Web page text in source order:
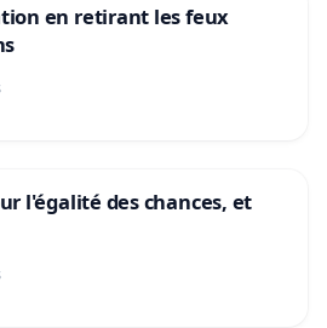
en retirant les feux
l'égalité des chances, et